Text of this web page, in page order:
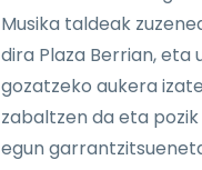
Musika taldeak
dira Plaza Berrian, eta
gozatzeko aukera
zabaltzen da eta
egun